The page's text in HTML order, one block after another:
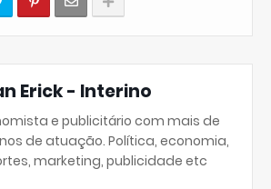
Erick - Interino
e publicitário com mais de
de atuação. Política, economia,
marketing, publicidade etc